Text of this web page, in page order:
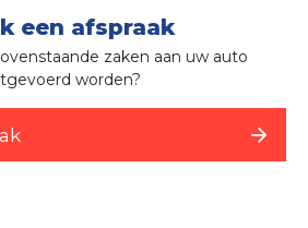
een afspraak
zaken aan uw auto
worden?